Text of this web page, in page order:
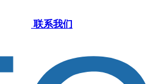
联系我们